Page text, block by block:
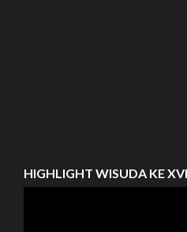
HIGHLIGHT WISUDA KE